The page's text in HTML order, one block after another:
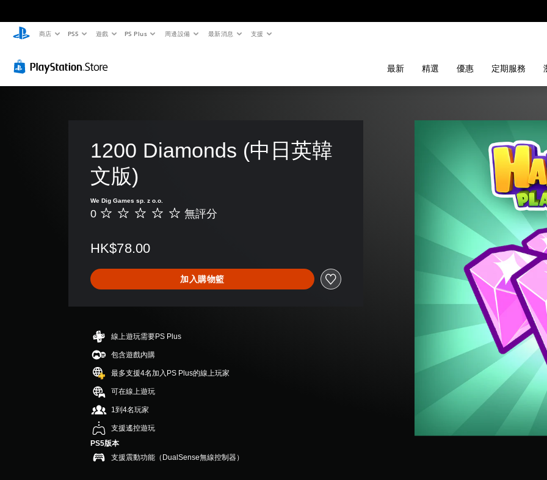
商店 PS5 遊戲 PS Plus 周邊設備 最新消息 支援
最新 精選 優惠 定期服務
1200 Diamonds (中日英韓
文版)
We Dig Games sp. z o.o.
無
0 無評分
HK$78.00
加入購物籃
線上遊玩需要PS Plus
包含遊戲內購
最多支援4名加入PS Plus的線上玩家
可在線上遊玩
1到4名玩家
支援遙控遊玩
PS5版本
支援震動功能（DualSense無線控制器）